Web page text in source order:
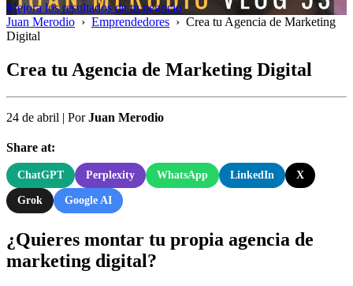
Mejora los resultados de tu negocio
Juan Merodio › Emprendedores › Crea tu Agencia de Marketing
Digital
Crea tu Agencia de Marketing Digital
24 de abril | PorJuan Merodio
Share at:
ChatGPT Perplexity WhatsApp LinkedIn X
Grok Google AI
¿Quieres montar tu propia agencia de
marketing digital?